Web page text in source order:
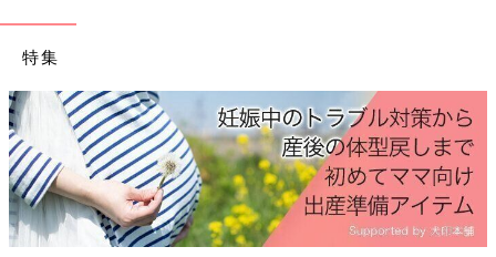
出典：Instagramアカウント「mmiiikkkiiiii」
MIKIさんは、ポケモンとのコラボTシャツを購入。色味がとって
もきれいで、胸元にあるポッチャマのプリントがなんとも可愛ら
しいですよね。かたちがシンプルなので、どんなボトムスとも合
いそう！素敵な淡色コーデですよね♪
特集